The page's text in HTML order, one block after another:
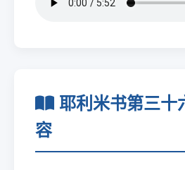
耶利米书第三十
容